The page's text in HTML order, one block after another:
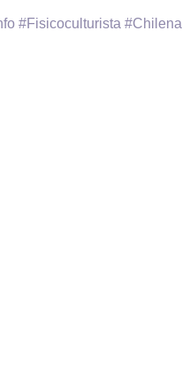
#Fisicoculturista #Chilena